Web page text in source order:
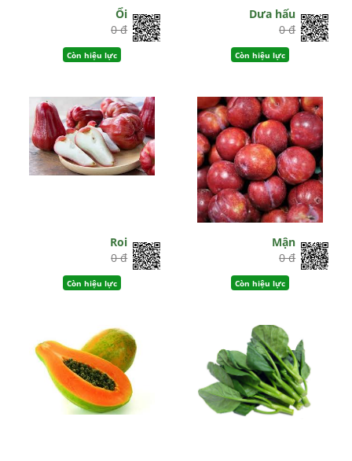
Ổi
0 đ
Còn hiệu lực
Dưa hấu
0 đ
Còn hiệu lực
Roi
0 đ
Còn hiệu lực
Mận
0 đ
Còn hiệu lực